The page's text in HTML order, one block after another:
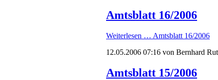
Amtsblatt 16/2006
Weiterlesen … Amtsblatt 16/2006
12.05.2006 07:16 von Bernhard
Amtsblatt 15/2006